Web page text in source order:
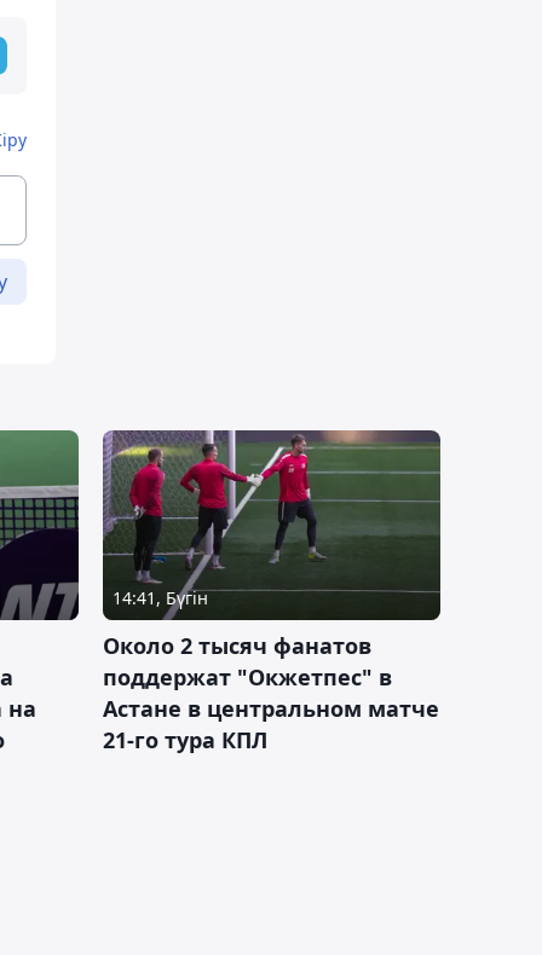
на
14:41, Бүгін
Около 2 тысяч фанатов
поддержат "Окжетпес" в
Астане в центральном матче
21-го тура КПЛ